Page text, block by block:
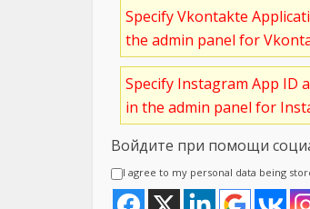
Specify Vkontakte
the admin panel for
Specify Instagram App ID
in the admin panel for
Войдите при помощи
I agree to my personal data being